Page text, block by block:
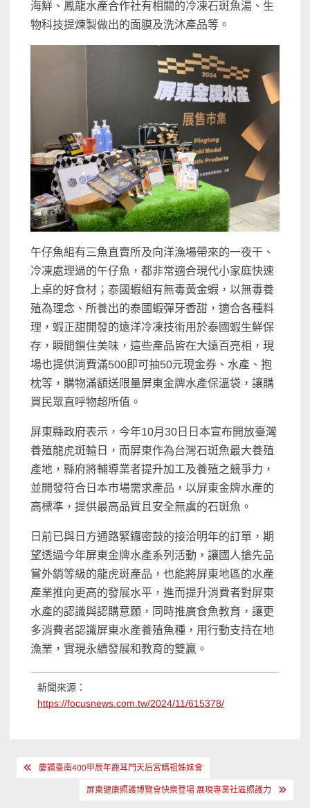
海鮮、鳳龍水產合作社有相關的冷凍石斑魚湯、生
物科技提煉製做出的面膜及洗沐產品等。
午仔魚組有三魚直賣所及向洋漁場帶來的一夜干、
冷凍處理過的午仔魚，都非常適合現代小家庭快速
上桌的好食材；泰國蝦組有無毒黃金蝦，以無毒養
殖為理念、所養出的泰國蝦彈牙香甜，適合各種料
理，蝦正甜開發的遠洋冷凍技術用於泰國蝦生鮮保
存，瞬間鎖住美味，這些產品皆在大遠百亮相，現
場也提供消費滿500即可抽50元現金券、水產、抱
枕等，購物滿額送限量屏東金牌水產保溫袋，讓購
買民眾直呼物超所值。
屏東縣政府表示，今年10月30日日本宣布開放臺灣
養殖龍虎斑輸日，而屏東作為台灣石斑魚最大養殖
產地，縣府將輔導業者提升加工及養殖之競爭力，
並開發符合日本市場需求產品，以屏東金牌水產的
高標準，提供最高品質且安全無虞的石斑魚。
日前已與日方通路緊鑼密鼓的接洽明年的訂單，期
望透過今年屏東金牌水產系列活動，讓國人搶先品
嘗外銷等級的龍虎斑產品，也能將屏東地區的水產
產業推向更高的發展水平，進而提升消費者對屏東
水產的認識與認購意願，同時推廣食魚教育，讓更
多消費者認識屏東水產養殖魚種，用行動支持在地
漁業，實現永續發展和教育的雙贏。
新聞來源：
https://focusnews.com.tw/2024/11/615378/
文 慶讚臺南400甲辰年鹿耳門天后宮媽祖姊妹會
屏東健康照護博覽會快樂登場 展現專業社區照護力